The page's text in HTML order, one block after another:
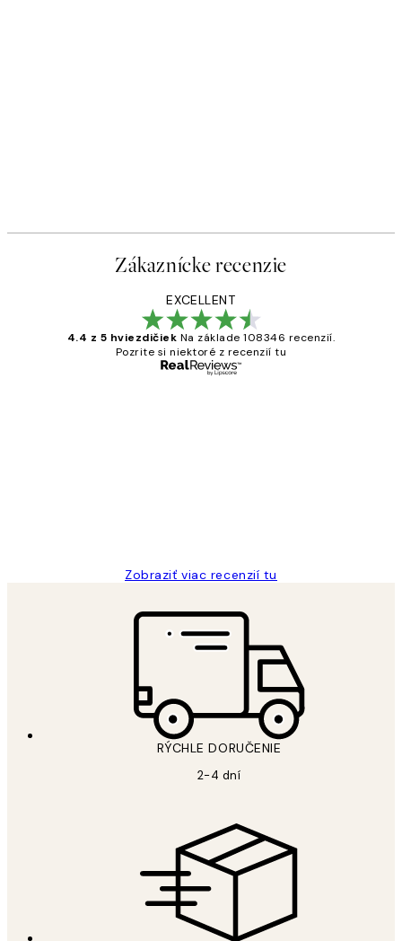
Zákaznícke recenzie
EXCELLENT
4.4 z 5 hviezdičiek Na základe 108346 recenzií.
Pozrite si niektoré z recenzií tu
Zobraziť viac recenzií tu
RÝCHLE DORUČENIE
2-4 dní